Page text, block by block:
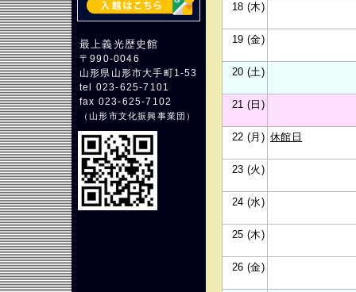
最上義光歴史館
〒990-0046
山形県山形市大手町1-53
tel 023-625-7101
fax 023-625-7102
（山形市文化振興事業団 ）
18 (木)
19 (金)
20 (土)
21 (日)
22 (月) 休館日
23 (火)
24 (水)
25 (木)
26 (金)